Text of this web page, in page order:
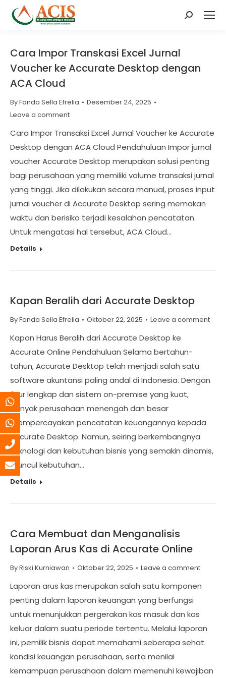
Search:
Cara Impor Transkasi Excel Jurnal
Voucher ke Accurate Desktop dengan
ACA Cloud
ByFanda Sella Efrelia
Desember 24, 2025
Leave a comment
Cara Impor Transaksi Excel Jurnal Voucher ke Accurate
Desktop dengan ACA Cloud Pendahuluan Impor jurnal
voucher Accurate Desktop merupakan solusi penting
bagi perusahaan yang memiliki volume transaksi jurnal
yang tinggi. Jika dilakukan secara manual, proses input
jurnal voucher di Accurate Desktop sering memakan
waktu dan berisiko terjadi kesalahan pencatatan.
Untuk mengatasi hal tersebut, ACA Cloud…
Details
Kapan Beralih dari Accurate Desktop
ByFanda Sella Efrelia Oktober 22, 2025 Leave a comment
Kapan Harus Beralih dari Accurate Desktop ke
Accurate Online Pendahuluan Selama bertahun-
tahun, Accurate Desktop telah menjadi salah satu
software akuntansi paling andal di Indonesia. Dengan
fitur lengkap dan sistem on-premise yang kuat,
banyak perusahaan menengah dan besar
mempercayakan pencatatan keuangannya kepada
Accurate Desktop. Namun, seiring berkembangnya
teknologi dan kebutuhan bisnis yang semakin dinamis,
muncul kebutuhan…
Details
Cara Membuat dan Menganalisis
Laporan Arus Kas di Accurate Online
ByRiski Kurniawan Oktober 22, 2025 Leave a comment
Laporan arus kas merupakan salah satu komponen
penting dalam laporan keuangan yang berfungsi
untuk menunjukkan pergerakan kas masuk dan kas
keluar dalam suatu periode tertentu. Melalui laporan
ini, pemilik bisnis dapat memahami seberapa sehat
kondisi keuangan perusahaan, serta menilai
kemampuan perusahaan dalam memenuhi kewajiban